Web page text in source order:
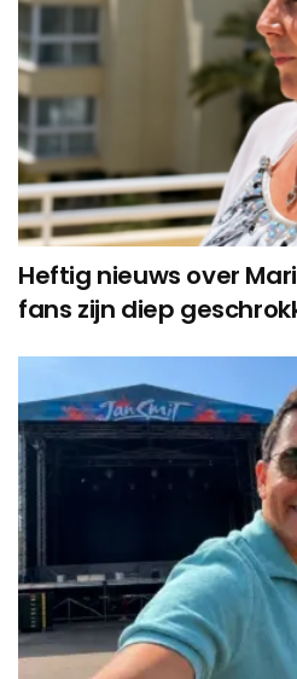
Heftig nieuws over
fans zijn diep